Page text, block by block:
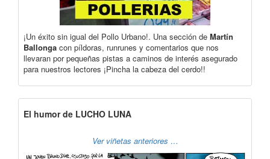
¡Un éxito sin igual del Pollo Urbano!. Una sección de Martín
Ballonga con píldoras, runrunes y comentarios que nos
llevaran por pequeñas pistas a caminos de interés asegurado
para nuestros lectores ¡Pincha la cabeza del cerdo!!
El humor de LUCHO LUNA
Ver viñetas anteriores …